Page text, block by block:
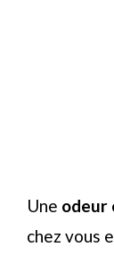
Une odeur
chez vous